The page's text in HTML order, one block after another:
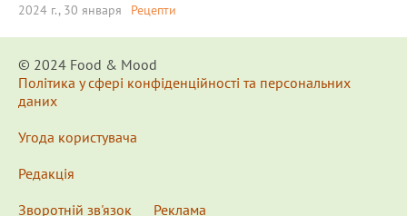
2024 г., 30 января Рецепти
© 2024 Food & Мood
Політика у сфері конфіденційності та персональних
даних
Угода користувача
Редакція
Зворотній зв'язок
Реклама